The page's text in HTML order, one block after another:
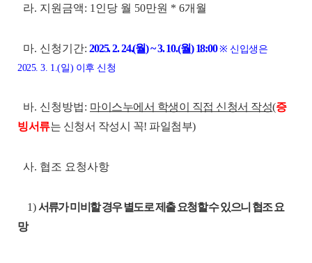
라. 지원금액: 1인당 월 50만원 * 6개월
마. 신청기간: 2025. 2. 24.(월) ~ 3. 10.(월) 18:00※ 신입생은
2025. 3. 1.(일) 이후 신청
바. 신청방법: 마이스누에서 학생이 직접 신청서 작성(증
빙서류는 신청서 작성시 꼭! 파일첨부)
사. 협조 요청사항
1)서류가 미비할 경우 별도로 제출 요청할 수 있으니 협조 요
망